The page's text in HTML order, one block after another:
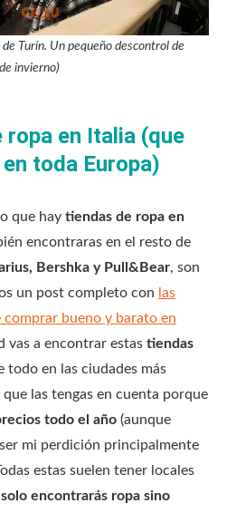
Turín. Un pequeño descontrol de
invierno)
ropa en Italia (que
toda Europa)
que hay tiendas de ropa en
encontraras en el resto de
Bershka y Pull&Bear, son
un post completo con las
comprar bueno y barato en
vas a encontrar estas tiendas
todo en las ciudades más
que las tengas en cuenta porque
todo el año (aunque
mi perdición principalmente
estas suelen tener locales
encontrarás ropa sino